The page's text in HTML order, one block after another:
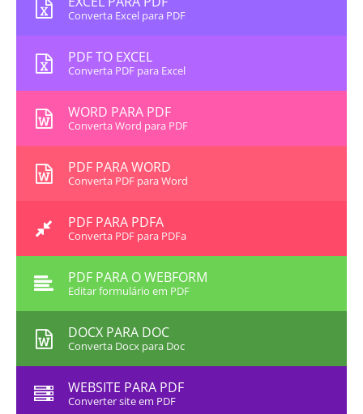
Converta Excel para PDF
PDF TO EXCEL
Converta PDF para Excel
WORD PARA PDF
Converta Word para PDF
PDF PARA WORD
Converta PDF para Word
PDF PARA PDFA
Converta PDF para PDFa
PDF PARA O WEBFORM
Editar formulário em PDF
DOCX PARA DOC
Converta Docx para Doc
WEBSITE PARA PDF
Converter site em PDF